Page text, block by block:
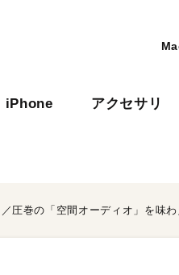
iPhone アクセサリ